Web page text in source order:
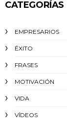
CATEGORÍAS
EMPRESARIOS
ÉXITO‬
FRASES
MOTIVACIÓN
VIDA
VÍDEOS